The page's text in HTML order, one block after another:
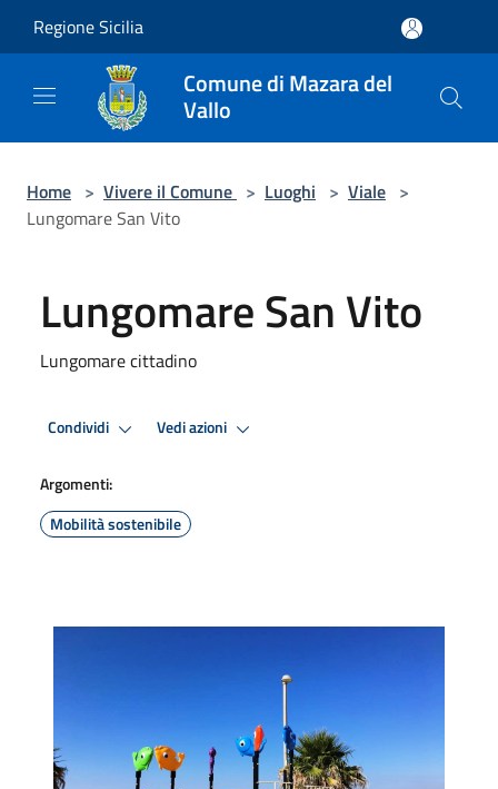
Regione Sicilia
Comune di Mazara del
Vallo
Home > Vivere il Comune > Luoghi > Viale >
Lungomare San Vito
Lungomare San Vito
Lungomare cittadino
Condividi Vedi azioni
Argomenti:
Mobilità sostenibile